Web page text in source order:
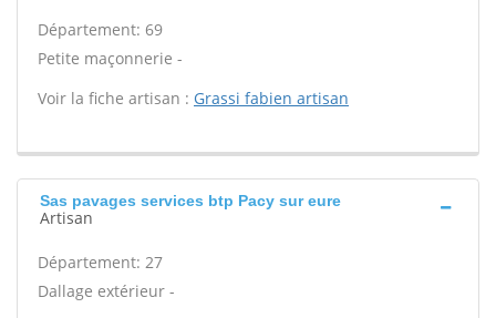
Département: 69
Petite maçonnerie -
Voir la fiche artisan : Grassi fabien artisan
Sas pavages services btp Pacy sur eure
Artisan
Département: 27
Dallage extérieur -